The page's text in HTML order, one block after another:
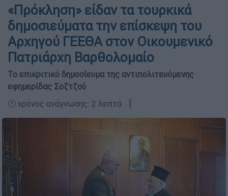
«Πρόκληση» είδαν τα τουρκικά
δημοσιεύματα την επίσκεψη του
Αρχηγού ΓΕΕΘΑ στον Οικουμενικό
Πατριάρχη Βαρθολομαίο
Το επικριτικό δημοσίευμα της αντιπολιτευόμενης
εφημερίδας Σοζτζού
🕛 χρόνος ανάγνωσης: 2 λεπτά ┋